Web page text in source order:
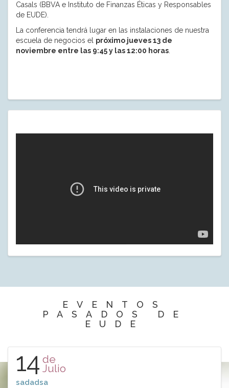
Casals (BBVA e Instituto de Finanzas Éticas y Responsables
de EUDE).
La conferencia tendrá lugar en las instalaciones de nuestra
escuela de negocios el próximo jueves 13 de
noviembre entre las 9:45 y las 12:00 horas
EVENTOS
PASADOS DE
EUDE
14 de
Julio
sadadsa